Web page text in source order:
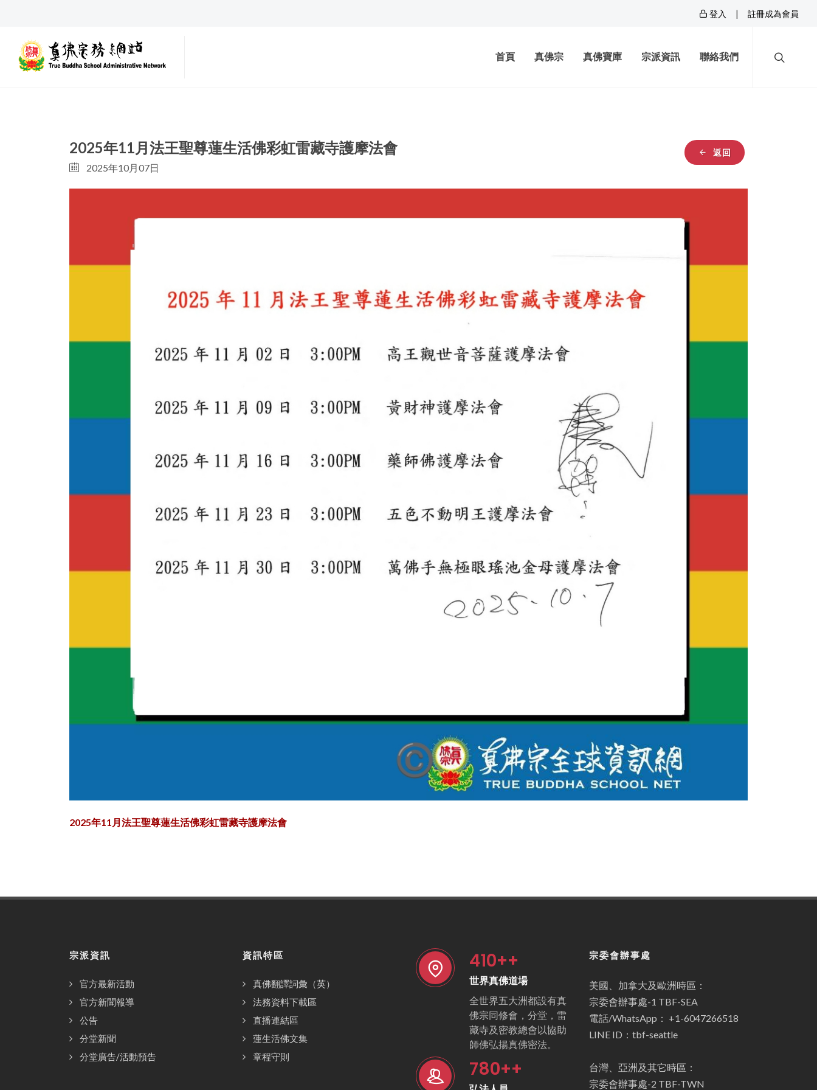
登入 | 註冊成為會員
首頁 真佛宗 真佛寶庫 宗派資訊 聯絡我們
返回
2025年11月法王聖尊蓮生活佛彩虹雷藏寺護摩法會
2025年10月07日
2025年11月法王聖尊蓮生活佛彩虹雷藏寺護摩法會
宗派資訊
官方最新活動
官方新聞報導
公告
分堂新聞
分堂廣告/活動預告
資訊特區
真佛翻譯詞彙（英）
法務資料下載區
直播連結區
蓮生活佛文集
章程守則
410++
世界真佛道場
全世界五大洲都設有真
佛宗同修會，分堂，雷
藏寺及密教總會以協助
師佛弘揚真佛密法。
780++
宗委會辦事處
美國、加拿大及歐洲時區：
宗委會辦事處-1 TBF-SEA
電話/WhatsApp： +1-6047266518
LINE ID：tbf-seattle
台灣、亞洲及其它時區：
宗委會辦事處-2 TBF-TWN